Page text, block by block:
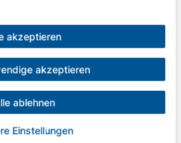
Whirlpool, Swimspa & Sauna –
Fachhändler.
akzeptieren
akzeptieren
ablehnen
Einstellungen